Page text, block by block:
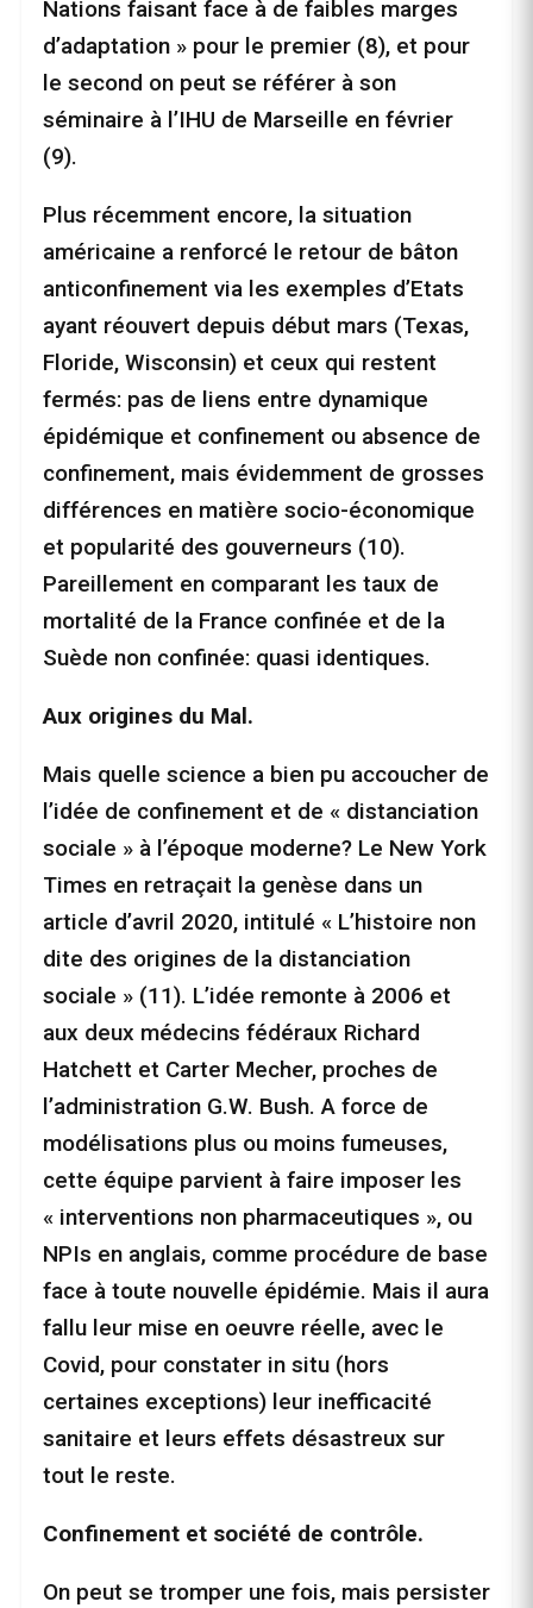
Nations faisant face à de faibles marges
d’adaptation » pour le premier (8), et pour
le second on peut se référer à son
séminaire à l’IHU de Marseille en février
(9).
Plus récemment encore, la situation
américaine a renforcé le retour de bâton
anticonfinement via les exemples d’Etats
ayant réouvert depuis début mars (Texas,
Floride, Wisconsin) et ceux qui restent
fermés: pas de liens entre dynamique
épidémique et confinement ou absence de
confinement, mais évidemment de grosses
différences en matière socio-économique
et popularité des gouverneurs (10).
Pareillement en comparant les taux de
mortalité de la France confinée et de la
Suède non confinée: quasi identiques.
Aux origines du Mal.
Mais quelle science a bien pu accoucher de
l’idée de confinement et de « distanciation
sociale » à l’époque moderne? Le New York
Times en retraçait la genèse dans un
article d’avril 2020, intitulé « L’histoire non
dite des origines de la distanciation
sociale » (11). L’idée remonte à 2006 et
aux deux médecins fédéraux Richard
Hatchett et Carter Mecher, proches de
l’administration G.W. Bush. A force de
modélisations plus ou moins fumeuses,
cette équipe parvient à faire imposer les
« interventions non pharmaceutiques », ou
NPIs en anglais, comme procédure de base
face à toute nouvelle épidémie. Mais il aura
fallu leur mise en oeuvre réelle, avec le
Covid, pour constater in situ (hors
certaines exceptions) leur inefficacité
sanitaire et leurs effets désastreux sur
tout le reste.
Confinement et société de contrôle.
On peut se tromper une fois, mais persister